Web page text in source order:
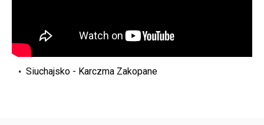
Siuchajsko - Karczma Zakopane